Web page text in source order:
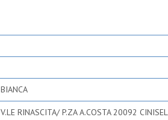
BIANCA
V.LE RINASCITA/ P.ZA A.COSTA 20092